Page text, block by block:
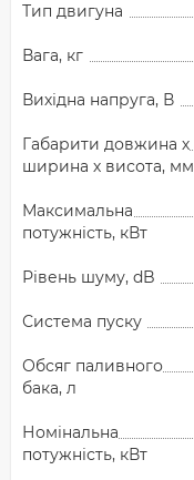
Тип двигуна
Вага, кг
Вихідна напруга, В
Габарити довжина х
ширина х висота, мм
Максимальна
потужність, кВт
Рівень шуму, dB
Система пуску
Обсяг паливного
бака, л
Номінальна
потужність, кВт